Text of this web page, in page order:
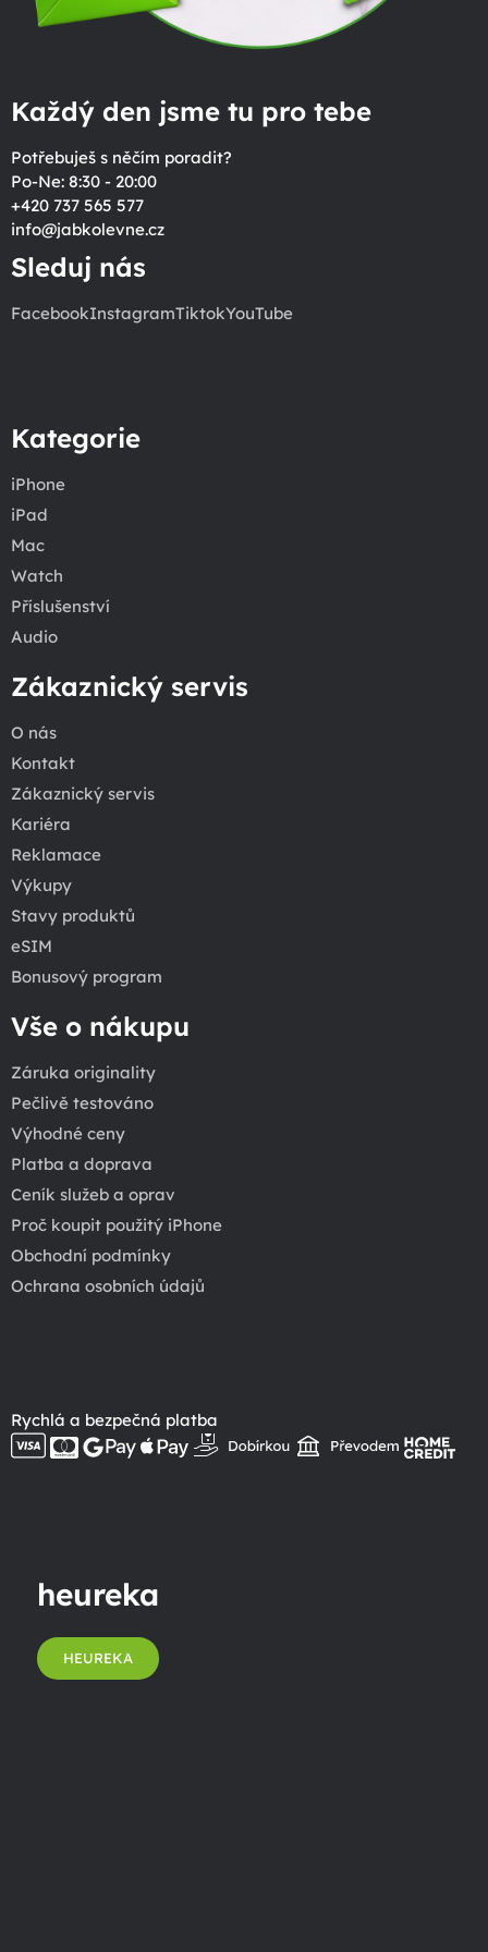
Každý den jsme tu pro tebe
Potřebuješ s něčím poradit?
Po-Ne: 8:30 - 20:00
+420 737 565 577
info@jabkolevne.cz
Sleduj nás
FacebookInstagramTiktokYouTube
Kategorie
iPhone
iPad
Mac
Watch
Příslušenství
Audio
Zákaznický servis
O nás
Kontakt
Zákaznický servis
Kariéra
Reklamace
Výkupy
Stavy produktů
eSIM
Bonusový program
Vše o nákupu
Záruka originality
Pečlivě testováno
Výhodné ceny
Platba a doprava
Ceník služeb a oprav
Proč koupit použitý iPhone
Obchodní podmínky
Ochrana osobních údajů
Rychlá a bezpečná platba
heureka
HEUREKA